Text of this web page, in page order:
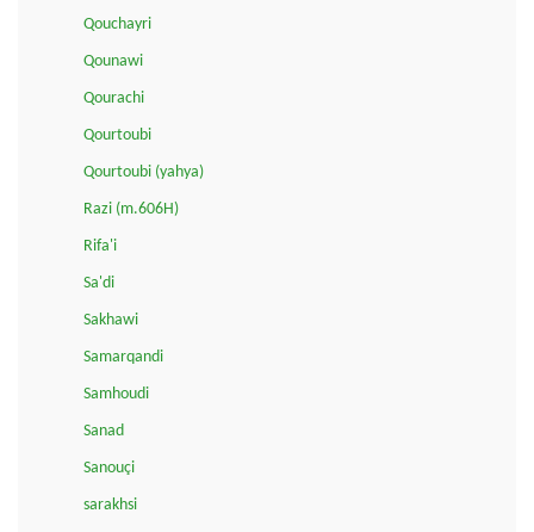
Qouchayri
Qounawi
Qourachi
Qourtoubi
Qourtoubi (yahya)
Razi (m.606H)
Rifa'i
Sa'di
Sakhawi
Samarqandi
Samhoudi
Sanad
Sanouçi
sarakhsi